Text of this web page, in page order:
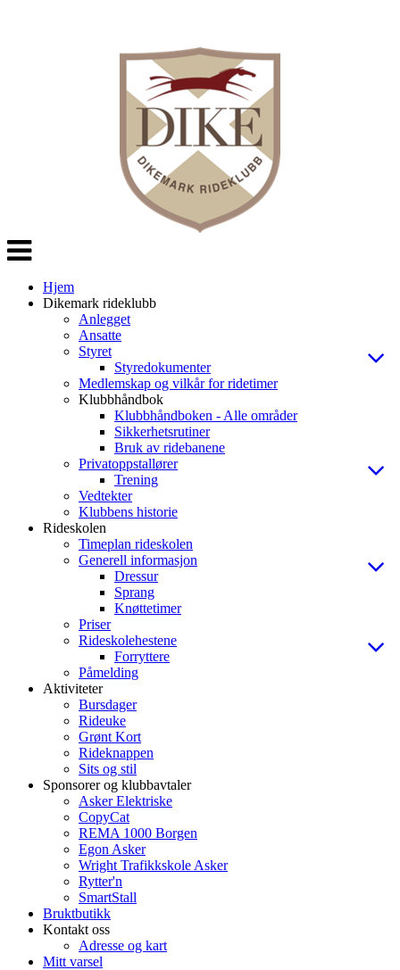
Veksle
navigasjon
Hjem
Dikemark rideklubb
Anlegget
Ansatte
Styret
Styredokumenter
Medlemskap og vilkår for ridetimer
Klubbhåndbok
Klubbhåndboken - Alle områder
Sikkerhetsrutiner
Bruk av ridebanene
Privatoppstallører
Trening
Vedtekter
Klubbens historie
Rideskolen
Timeplan rideskolen
Generell informasjon
Dressur
Sprang
Knøttetimer
Priser
Rideskolehestene
Forryttere
Påmelding
Aktiviteter
Bursdager
Rideuke
Grønt Kort
Rideknappen
Sits og stil
Sponsorer og klubbavtaler
Asker Elektriske
CopyCat
REMA 1000 Borgen
Egon Asker
Wright Trafikkskole Asker
Rytter'n
SmartStall
Bruktbutikk
Kontakt oss
Adresse og kart
Mitt varsel